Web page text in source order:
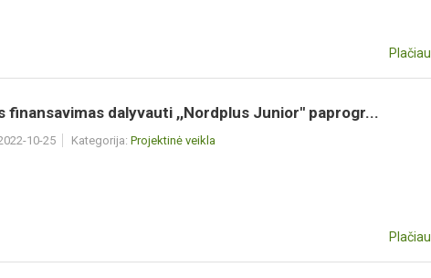
Plačiau
finansavimas dalyvauti ,,Nordplus Junior'' paprogr...
10-25 Kategorija: Projektinė veikla
Plačiau